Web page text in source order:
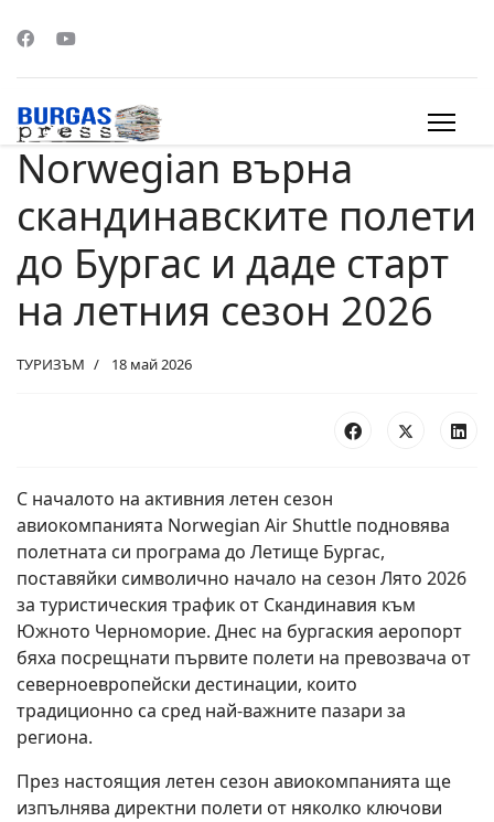
Norwegian върна
скандинавските полети
до Бургас и даде старт
на летния сезон 2026
ТУРИЗЪМ 18 май 2026
С началото на активния летен сезон
авиокомпанията Norwegian Air Shuttle подновява
полетната си програма до Летище Бургас,
поставяйки символично начало на сезон Лято 2026
за туристическия трафик от Скандинавия към
Южното Черноморие. Днес на бургаския аеропорт
бяха посрещнати първите полети на превозвача от
северноевропейски дестинации, които
традиционно са сред най-важните пазари за
региона.
През настоящия летен сезон авиокомпанията ще
изпълнява директни полети от няколко ключови